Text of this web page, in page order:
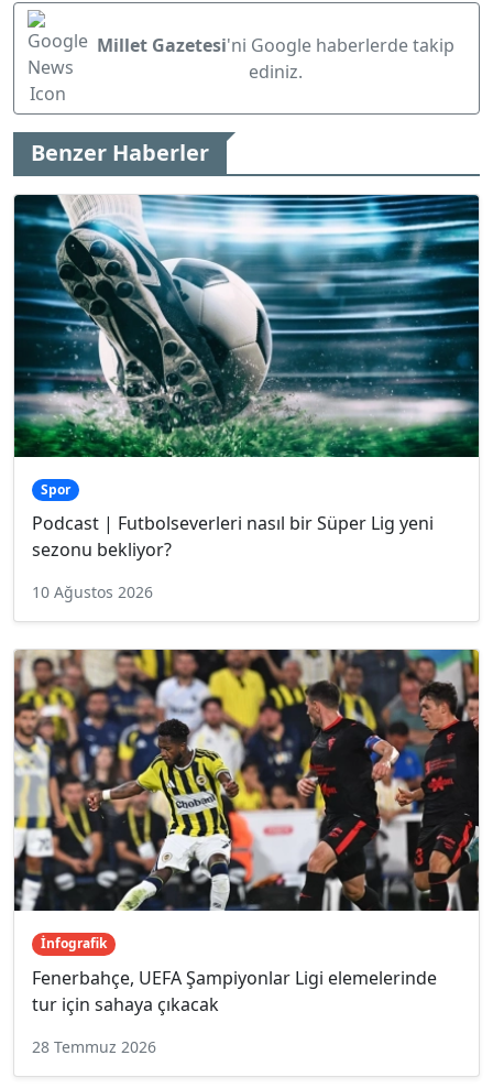
Millet Gazetesi'ni Google haberlerde takip
ediniz.
Benzer Haberler
Spor
Podcast | Futbolseverleri nasıl bir Süper Lig yeni
sezonu bekliyor?
10 Ağustos 2026
İnfografik
Fenerbahçe, UEFA Şampiyonlar Ligi elemelerinde
tur için sahaya çıkacak
28 Temmuz 2026